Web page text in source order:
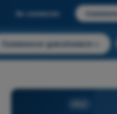
Se connecter
Commencer gratuitement